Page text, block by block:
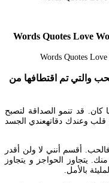
والتي تم اقتطافها من
كان. قد تنمو الصداقة لتصبح
قلب وعندك دقاتهعندي الجسد
أقسم أنني لا ولن أقدر
يتجاوز الحواجز و يتجاوز
بالأمل.